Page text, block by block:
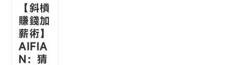
【斜槓
賺錢加
薪術】
AIFIA
N：猜